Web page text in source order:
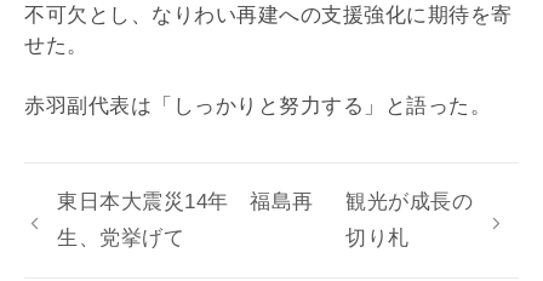
不可欠とし、なりわい再建への支援強化に期待を寄
せた。
赤羽副代表は「しっかりと努力する」と語った。
東日本大震災14年 福島再
生、党挙げて
観光が成長の
切り札